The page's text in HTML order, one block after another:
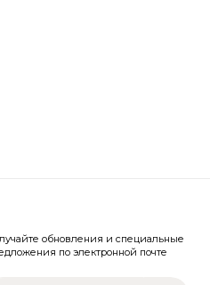
обновления и специальные
по электронной почте